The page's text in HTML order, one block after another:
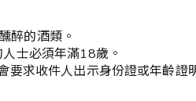
醉的酒類。
士必須年滿18歲。
求收件人出示身份證或年齡證